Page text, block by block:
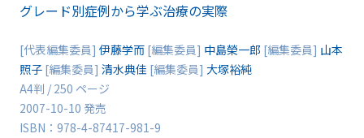
グレード別症例から学ぶ治療の実際
[代表編集委員] 伊藤学而 [編集委員] 中島榮一郎 [編集委員] 山本
照子 [編集委員] 清水典佳 [編集委員] 大塚裕純
A4判 / 250 ページ
2007-10-10 発売
ISBN：978-4-87417-981-9